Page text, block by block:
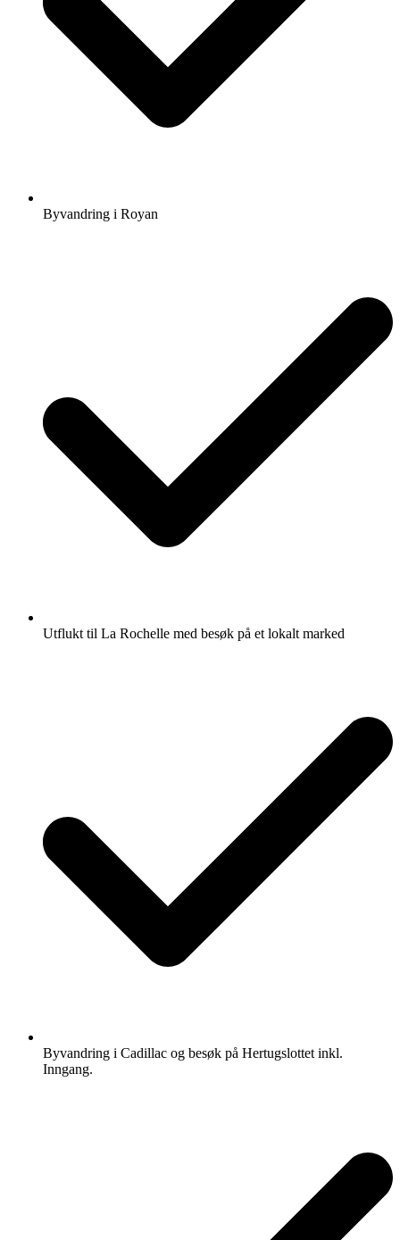
Byvandring i Royan
Utflukt til La Rochelle med besøk på et lokalt marked
Byvandring i Cadillac og besøk på Hertugslottet inkl.
Inngang.